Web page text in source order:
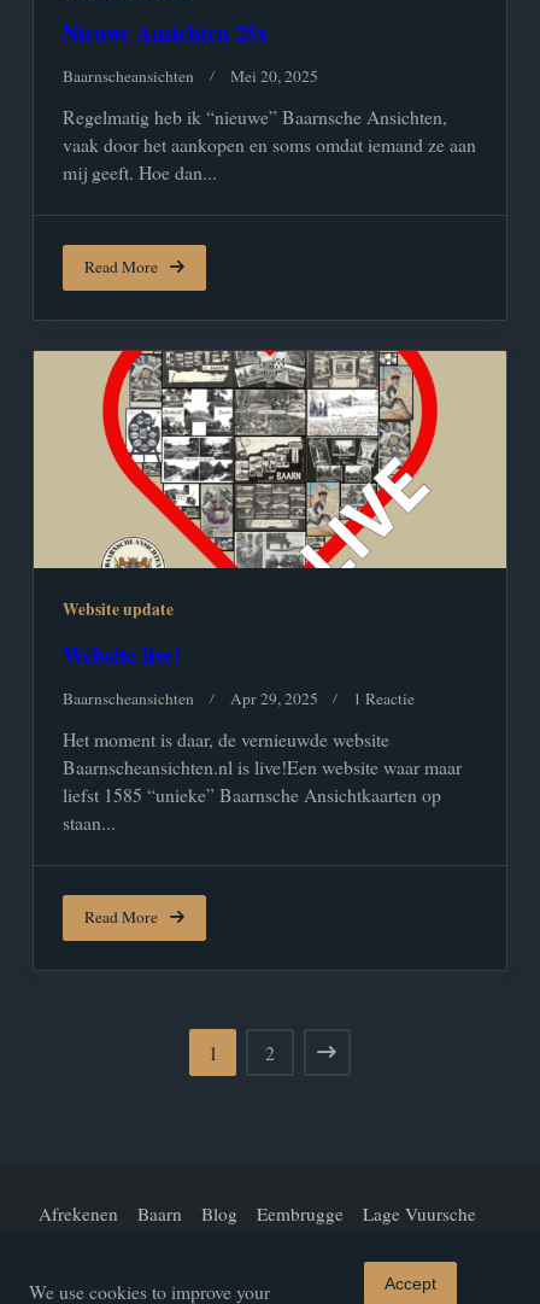
Nieuwe Ansichten 25x
Baarnscheansichten Mei 20, 2025
Regelmatig heb ik “nieuwe” Baarnsche Ansichten,
vaak door het aankopen en soms omdat iemand ze aan
mij geeft. Hoe dan...
Read More
Website update
Website live!
Baarnscheansichten Apr 29, 2025 1 ReactieOp
Het moment is daar, de vernieuwde website
Baarnscheansichten.nl is live!Een website waar maar
liefst 1585 “unieke” Baarnsche Ansichtkaarten op
staan...
Read More
1 2
Afrekenen Baarn Blog Eembrugge
Lage Vuursche
Straten En Lanen
Welkom!
We use cookies to improve your Accept